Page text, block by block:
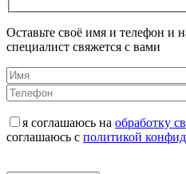
Оставьте своё имя и телефон и
специалист свяжется с вами
я соглашаюсь на обработку
соглашаюсь с политикой